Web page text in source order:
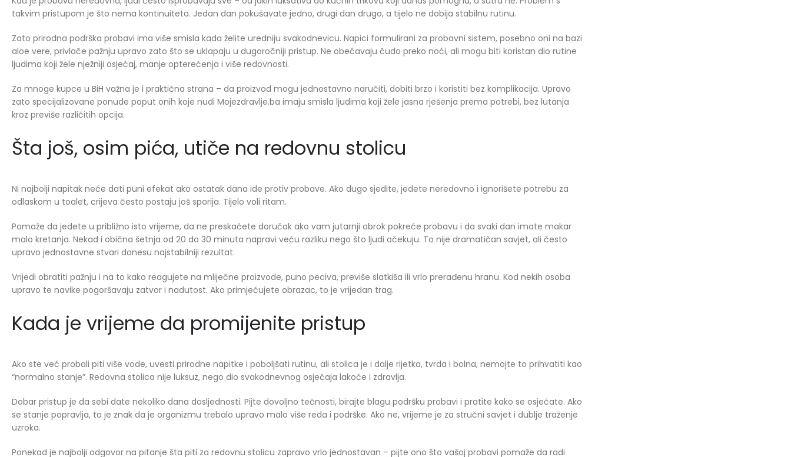
takvim pristupom je što nema kontinuiteta. Jedan dan pokušavate jedno, drugi dan drugo, a tijelo ne dobija stabilnu rutinu.
Zato prirodna podrška probavi ima više smisla kada želite uredniju svakodnevicu. Napici formulirani za probavni sistem, posebno oni na bazi
aloe vere, privlače pažnju upravo zato što se uklapaju u dugoročniji pristup. Ne obećavaju čudo preko noći, ali mogu biti koristan dio rutine
ljudima koji žele nježniji osjećaj, manje opterećenja i više redovnosti.
Za mnoge kupce u BiH važna je i praktična strana – da proizvod mogu jednostavno naručiti, dobiti brzo i koristiti bez komplikacija. Upravo
zato specijalizovane ponude poput onih koje nudi Mojezdravlje.ba imaju smisla ljudima koji žele jasna rješenja prema potrebi, bez lutanja
kroz previše različitih opcija.
Šta još, osim pića, utiče na redovnu stolicu
Ni najbolji napitak neće dati puni efekat ako ostatak dana ide protiv probave. Ako dugo sjedite, jedete neredovno i ignorišete potrebu za
odlaskom u toalet, crijeva često postaju još sporija. Tijelo voli ritam.
Pomaže da jedete u približno isto vrijeme, da ne preskačete doručak ako vam jutarnji obrok pokreće probavu i da svaki dan imate makar
malo kretanja. Nekad i obična šetnja od 20 do 30 minuta napravi veću razliku nego što ljudi očekuju. To nije dramatičan savjet, ali često
upravo jednostavne stvari donesu najstabilniji rezultat.
Vrijedi obratiti pažnju i na to kako reagujete na mliječne proizvode, puno peciva, previše slatkiša ili vrlo prerađenu hranu. Kod nekih osoba
upravo te navike pogoršavaju zatvor i nadutost. Ako primjećujete obrazac, to je vrijedan trag.
Kada je vrijeme da promijenite pristup
Ako ste već probali piti više vode, uvesti prirodne napitke i poboljšati rutinu, ali stolica je i dalje rijetka, tvrda i bolna, nemojte to prihvatiti kao
“normalno stanje”. Redovna stolica nije luksuz, nego dio svakodnevnog osjećaja lakoće i zdravlja.
Dobar pristup je da sebi date nekoliko dana dosljednosti. Pijte dovoljno tečnosti, birajte blagu podršku probavi i pratite kako se osjećate. Ako
se stanje popravlja, to je znak da je organizmu trebalo upravo malo više reda i podrške. Ako ne, vrijeme je za stručni savjet i dublje traženje
uzroka.
Ponekad je najbolji odgovor na pitanje šta piti za redovnu stolicu zapravo vrlo jednostavan – pijte ono što vašoj probavi pomaže da radi